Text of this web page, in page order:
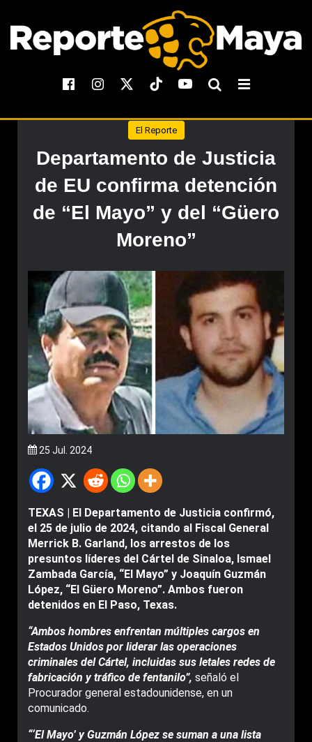
El Reporte
Departamento de Justicia
de EU confirma detención
de “El Mayo” y del “Güero
Moreno”
25 Jul. 2024
TEXAS | El Departamento de Justicia confirmó,
el 25 de julio de 2024, citando al Fiscal General
Merrick B. Garland, los arrestos de los
presuntos líderes del Cártel de Sinaloa, Ismael
Zambada García, “El Mayo” y Joaquín Guzmán
López, “El Güero Moreno”. Ambos fueron
detenidos en El Paso, Texas.
“Ambos hombres enfrentan múltiples cargos en
Estados Unidos por liderar las operaciones
criminales del Cártel, incluidas sus letales redes de
fabricación y tráfico de fentanilo”, señaló el
Procurador general estadounidense, en un
comunicado.
“‘El Mayo’ y Guzmán López se suman a una lista